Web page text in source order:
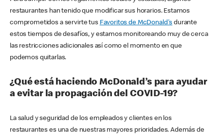
restaurantes han tenido que modificar sus horarios. Estamos
comprometidos a servirte tus Favoritos de McDonald's durante
estos tiempos de desafíos, y estamos monitoreando muy de cerca
las restricciones adicionales así como el momento en que
podemos quitarlas.
¿Qué está haciendo McDonald’s para ayudar
a evitar la propagación del COVID-19?
La salud y seguridad de los empleados y clientes en los
restaurantes es una de nuestras mayores prioridades. Además de